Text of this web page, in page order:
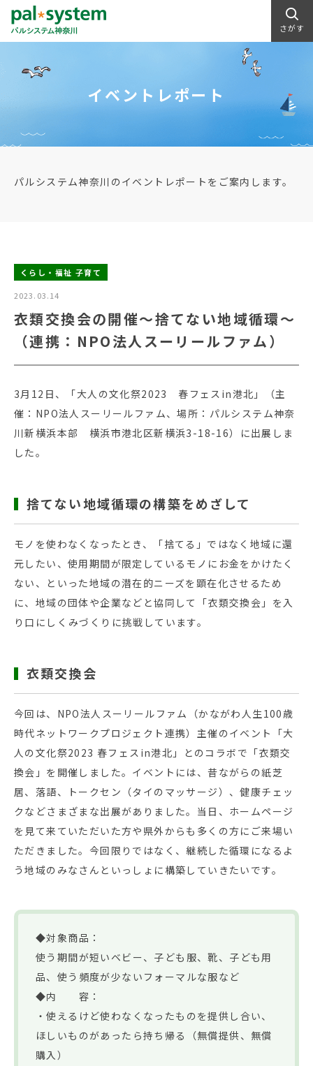
さがす
イベントレポート
パルシステム神奈川のイベントレポートをご案内します。
くらし・福祉 子育て
2023.03.14
衣類交換会の開催～捨てない地域循環～
（連携：NPO法人スーリールファム）
3月12日、「大人の文化祭2023 春フェスin港北」（主
催：NPO法人スーリールファム、場所：パルシステム神奈
川新横浜本部 横浜市港北区新横浜3-18-16）に出展しま
した。
捨てない地域循環の構築をめざして
モノを使わなくなったとき、「捨てる」ではなく地域に還
元したい、使用期間が限定しているモノにお金をかけたく
ない、といった地域の潜在的ニーズを顕在化させるため
に、地域の団体や企業などと協同して「衣類交換会」を入
り口にしくみづくりに挑戦しています。
衣類交換会
今回は、NPO法人スーリールファム（かながわ人生100歳
時代ネットワークプロジェクト連携）主催のイベント「大
人の文化祭2023 春フェスin港北」とのコラボで「衣類交
換会」を開催しました。イベントには、昔ながらの紙芝
居、落語、トークセン（タイのマッサージ）、健康チェッ
クなどさまざまな出展がありました。当日、ホームページ
を見て来ていただいた方や県外からも多くの方にご来場い
ただきました。今回限りではなく、継続した循環になるよ
う地域のみなさんといっしょに構築していきたいです。
◆対象商品：
使う期間が短いベビー、子ども服、靴、子ども用
品、使う頻度が少ないフォーマルな服など
◆内 容：
・使えるけど使わなくなったものを提供し合い、
ほしいものがあったら持ち帰る（無償提供、無償
購入）